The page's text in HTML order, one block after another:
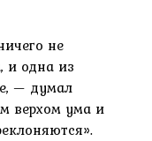
не
и одна из
— думал
верхом ума и